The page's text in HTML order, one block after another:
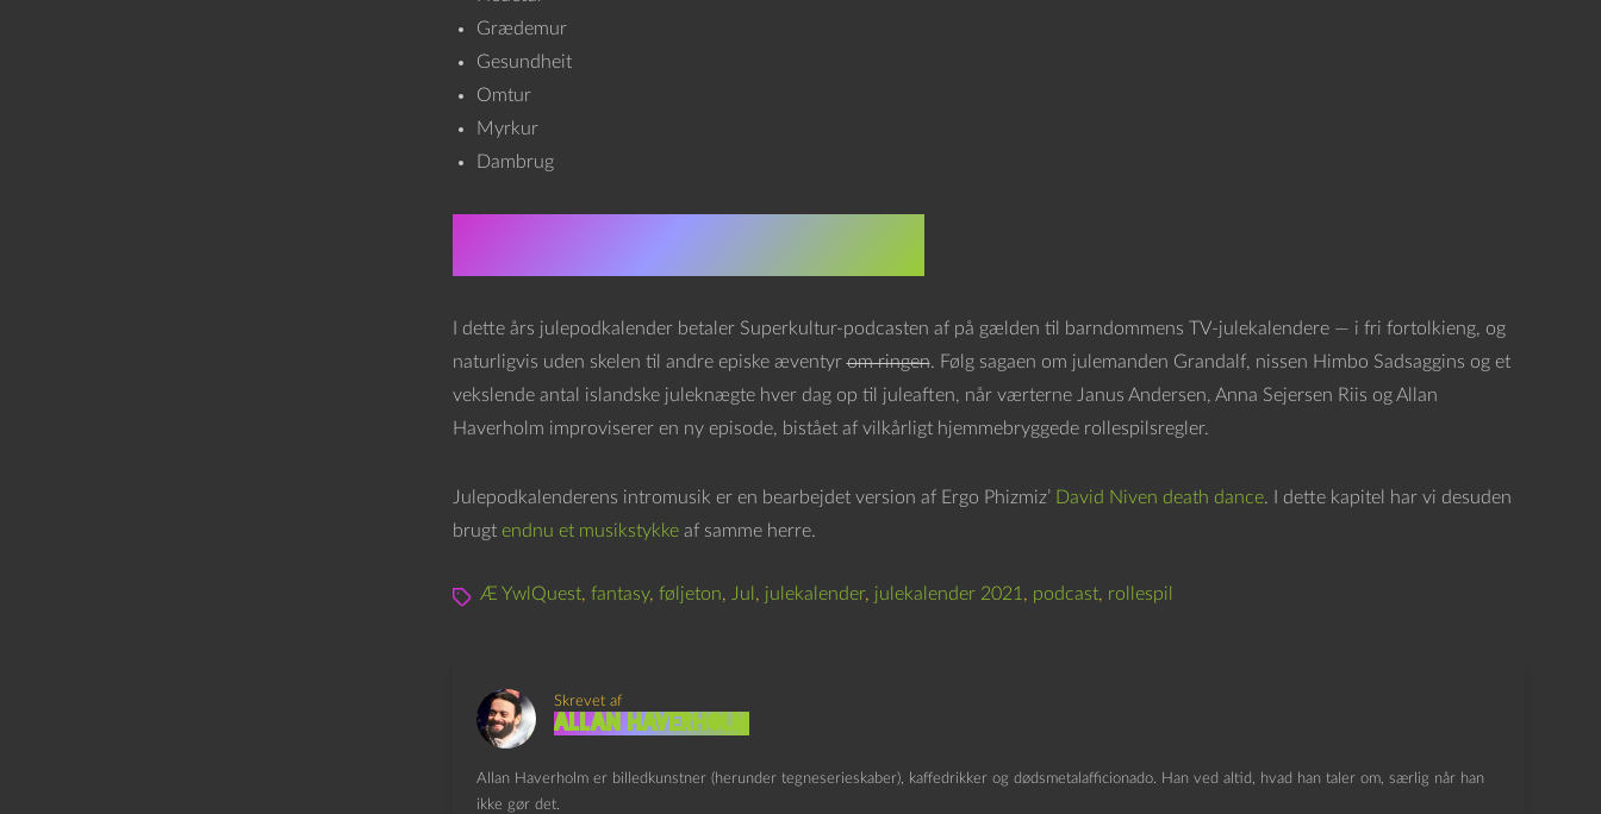
Grædemur
Gesundheit
Omtur
Myrkur
Dambrug
I dette års julepodkalender betaler Superkultur-podcasten af på gælden til barndommens TV-julekalendere — i fri fortolkieng, og
naturligvis uden skelen til andre episke æventyrom ringen. Følg sagaen om julemanden Grandalf, nissen Himbo Sadsaggins og et
vekslende antal islandske juleknægte hver dag op til juleaften, når værterne Janus Andersen, Anna Sejersen Riis og Allan
Haverholm improviserer en ny episode, bistået af vilkårligt hjemmebryggede rollespilsregler.
Julepodkalenderens intromusik er en bearbejdet version af Ergo Phizmiz’ David Niven death dance. I dette kapitel har vi desuden
brugt endnu et musikstykkeaf samme herre.
Æ YwlQuest, fantasy, føljeton, Jul , julekalender, julekalender 2021 , podcast, rollespil
Skrevet af
Allan Haverholm
Allan Haverholm er billedkunstner (herunder tegneserieskaber), kaffedrikker og dødsmetalafficionado. Han ved altid, hvad han taler om, særlig når han
ikke gør det.